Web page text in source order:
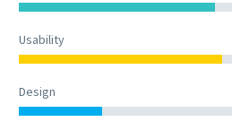
Usability
Design